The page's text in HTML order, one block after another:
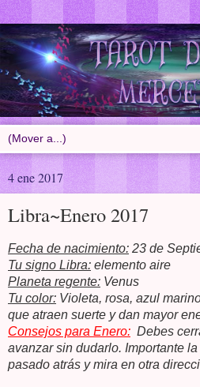
4 ene 2017
Libra~Enero 2017
Fecha de nacimiento: 23 de
Tu signo Libra: elemento aire
Planeta regente: Venus
Tu color: Violeta, rosa, azul
que atraen suerte y dan mayor
Consejos para Enero: Debes
avanzar sin dudarlo. Importante
pasado atrás y mira en otra